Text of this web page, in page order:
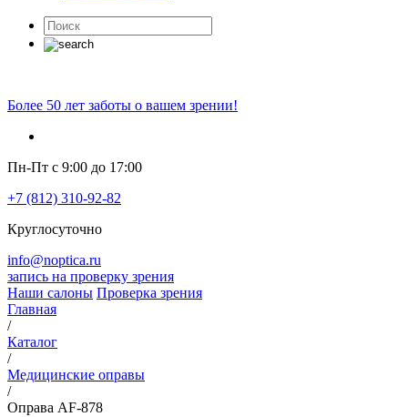
Более 50 лет заботы о вашем зрении!
Пн-Пт с 9:00 до 17:00
+7 (812) 310-92-82
Круглосуточно
info@noptica.ru
запись на проверку зрения
Наши салоны Проверка зрения
Главная
/
Каталог
/
Медицинские оправы
/
Оправа AF-878